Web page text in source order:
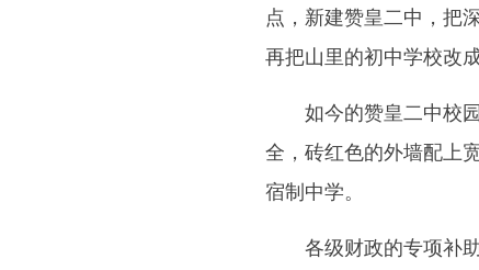
点，新建赞皇二中，把
再把山里的初中学校改
如今的赞皇二中校园
全，砖红色的外墙配上
宿制中学。
各级财政的专项补助